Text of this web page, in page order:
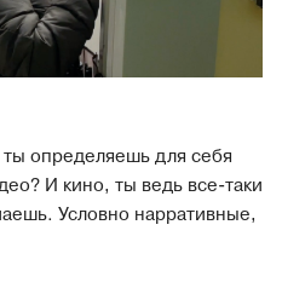
ты определяешь для себя
И кино, ты ведь все-таки
Условно нарративные,